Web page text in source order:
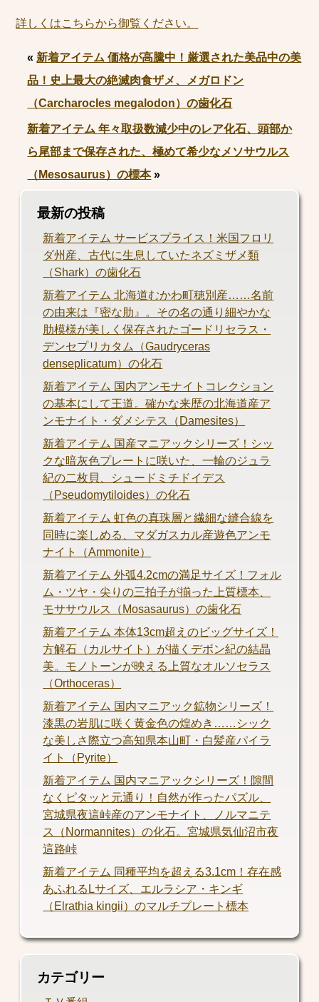
詳しくはこちらから御覧ください。
« 新着アイテム 価格が高騰中！厳選された美品中の美
品！史上最大の絶滅肉食ザメ、メガロドン
（Carcharocles megalodon）の歯化石
新着アイテム 年々取扱数減少中のレア化石、頭部か
ら尾部まで保存された、極めて希少なメソサウルス
（Mesosaurus）の標本»
最新の投稿
新着アイテム サービスプライス！米国フロリ
ダ州産、古代に生息していたネズミザメ類
（Shark）の歯化石
新着アイテム 北海道むかわ町穂別産……名前
の由来は『密な肋』。その名の通り細やかな
肋模様が美しく保存されたゴードリセラス・
デンセプリカタム（Gaudryceras
denseplicatum）の化石
新着アイテム 国内アンモナイトコレクション
の基本にして王道。確かな来歴の北海道産ア
ンモナイト・ダメシテス（Damesites）
新着アイテム 国産マニアックシリーズ！シッ
クな暗灰色プレートに咲いた、一輪のジュラ
紀の二枚貝、シュードミチドイデス
（Pseudomytiloides）の化石
新着アイテム 虹色の真珠層と繊細な縫合線を
同時に楽しめる、マダガスカル産遊色アンモ
ナイト（Ammonite）
新着アイテム 外弧4.2cmの満足サイズ！フォル
ム・ツヤ・尖りの三拍子が揃った上質標本、
モササウルス（Mosasaurus）の歯化石
新着アイテム 本体13cm超えのビッグサイズ！
方解石（カルサイト）が描くデボン紀の結晶
美。モノトーンが映える上質なオルソセラス
（Orthoceras）
新着アイテム 国内マニアック鉱物シリーズ！
漆黒の岩肌に咲く黄金色の煌めき……シック
な美しさ際立つ高知県本山町・白髪産パイラ
イト（Pyrite）
新着アイテム 国内マニアックシリーズ！隙間
なくピタッと元通り！自然が作ったパズル、
宮城県夜這峠産のアンモナイト、ノルマニテ
ス（Normannites）の化石。宮城県気仙沼市夜
這路峠
新着アイテム 同種平均を超える3.1cm！存在感
あふれるLサイズ、エルラシア・キンギ
（Elrathia kingii）のマルチプレート標本
カテゴリー